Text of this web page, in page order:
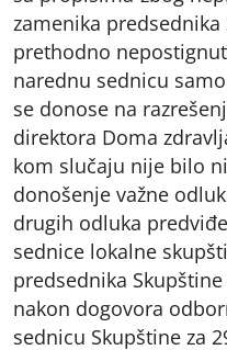
zamenika
prethodno
narednu sednicu
se donose na
direktora Doma
kom slučaju nije bilo
donošenje važne
drugih odluka
sednice lokalne
predsednika
nakon dogovora
sednicu Skupštine za